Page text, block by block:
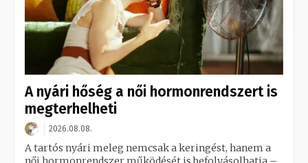
A nyári hőség a női hormonrendszert is
megterhelheti
2026.08.08.
A tartós nyári meleg nemcsak a keringést, hanem a